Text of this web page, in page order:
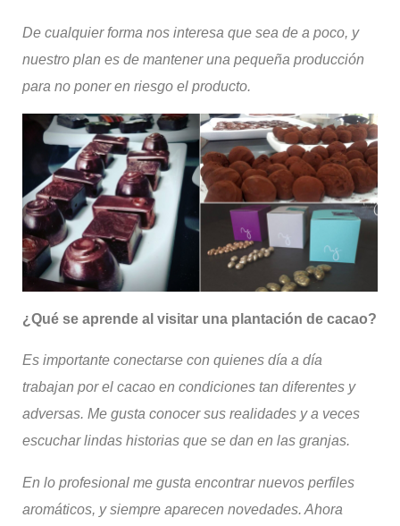
De cualquier forma nos interesa que sea de a poco, y
nuestro plan es de mantener una pequeña producción
para no poner en riesgo el producto.
¿Qué se aprende al visitar una plantación de cacao?
Es importante conectarse con quienes día a día
trabajan por el cacao en condiciones tan diferentes y
adversas. Me gusta conocer sus realidades y a veces
escuchar lindas historias que se dan en las granjas.
En lo profesional me gusta encontrar nuevos perfiles
aromáticos, y siempre aparecen novedades. Ahora